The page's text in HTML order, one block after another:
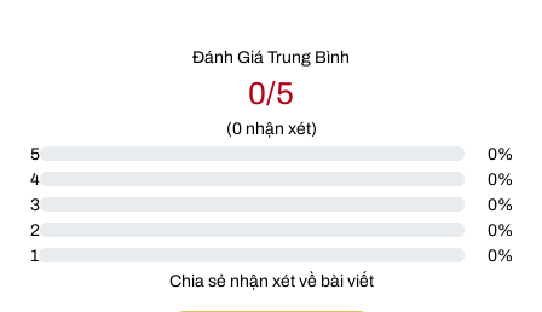
Đánh Giá Trung Bình
0/5
(0nhận xét)
5
0%
4
0%
3
0%
2
0%
1
0%
Chia sẻ nhận xét về bài viết